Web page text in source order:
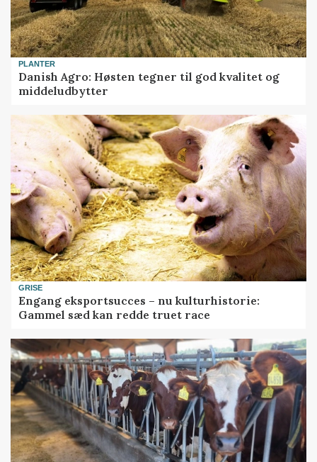
PLANTER
Danish Agro: Høsten tegner til god kvalitet og
middeludbytter
GRISE
Engang eksportsucces – nu kulturhistorie:
Gammel sæd kan redde truet race